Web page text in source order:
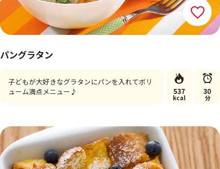
パングラタン
子どもが大好きなグラタンにパンを入れてボリ
ューム満点メニュー♪
537
kcal
30
分